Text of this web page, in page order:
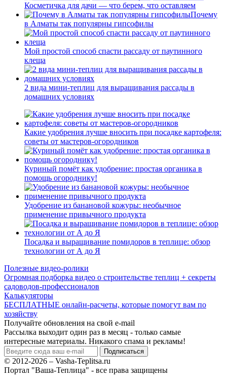
Косметичка для дачи — что берем, что оставляем
Почему
в Алматы так популярны гипсофилы
Мой простой способ спасти рассаду от паутинного
клеща
2 вида мини-теплиц для выращивания рассады в
домашних условиях
Какие удобрения лучше вносить при посадке картофеля:
советы от мастеров-огородников
Куриный помёт как удобрение: простая органика в
помощь огороднику!
Удобрение из банановой кожуры: необычное
применение привычного продукта
Посадка и выращивание помидоров в теплице: обзор
технологии от А до Я
Полезные видео-ролики
Огромная подборка видео о строительстве теплиц + секреты
садоводов-профессионалов
Калькуляторы
БЕСПЛАТНЫЕ онлайн-расчеты, которые помогут вам по
хозяйству
Получайте обновления на свой e-mail
Рассылка выходит один раз в месяц - только самые
интересные материалы. Никакого спама и рекламы!
© 2012-2026 – Vasha-Teplitsa.ru
Портал "Ваша-Теплица" - все права защищены